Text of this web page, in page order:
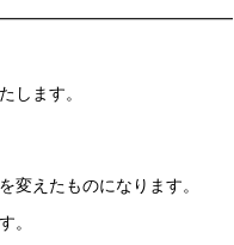
します。
変えたものになります。
。